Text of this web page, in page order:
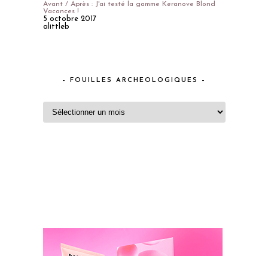
Avant / Après : J'ai testé la gamme Keranove Blond
Vacances !
5 octobre 2017
alittleb
– FOUILLES ARCHEOLOGIQUES –